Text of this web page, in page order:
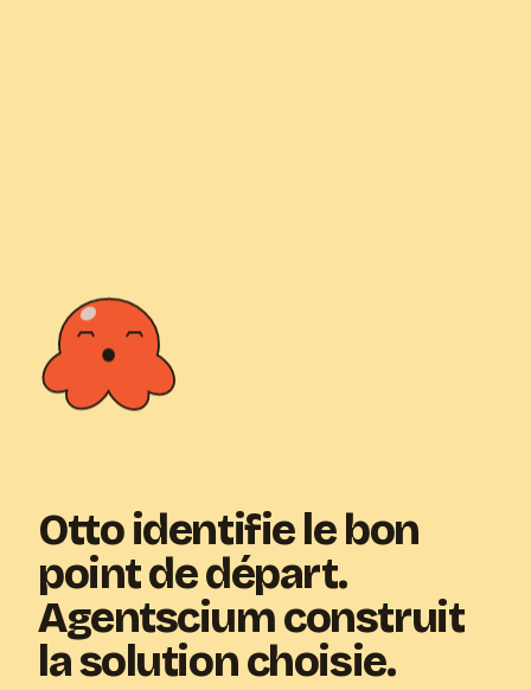
Otto identifie le bon
point de départ.
Agentscium construit
la solution choisie.